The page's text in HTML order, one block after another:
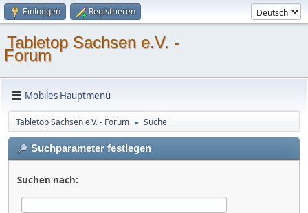
Einloggen Registrieren
Tabletop Sachsen e.V. -
Forum
Mobiles Hauptmenü
Tabletop Sachsen e.V. - Forum ► Suche
Suchparameter festlegen
Suchen nach: